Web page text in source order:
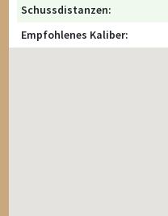
Schussdistanzen:
Empfohlenes Kaliber: